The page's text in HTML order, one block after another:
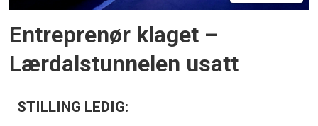
Entreprenør klaget –
Lærdalstunnelen usatt
STILLING LEDIG: